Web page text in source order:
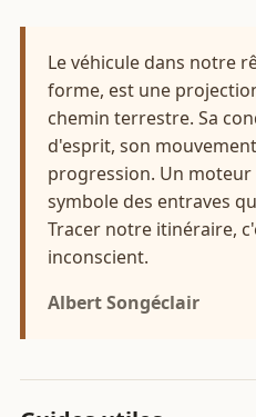
Le véhicule dans notre
forme, est une
chemin terrestre. Sa
d'esprit, son
progression. Un
symbole des entraves
Tracer notre itinéraire,
inconscient.
Albert Songéclair